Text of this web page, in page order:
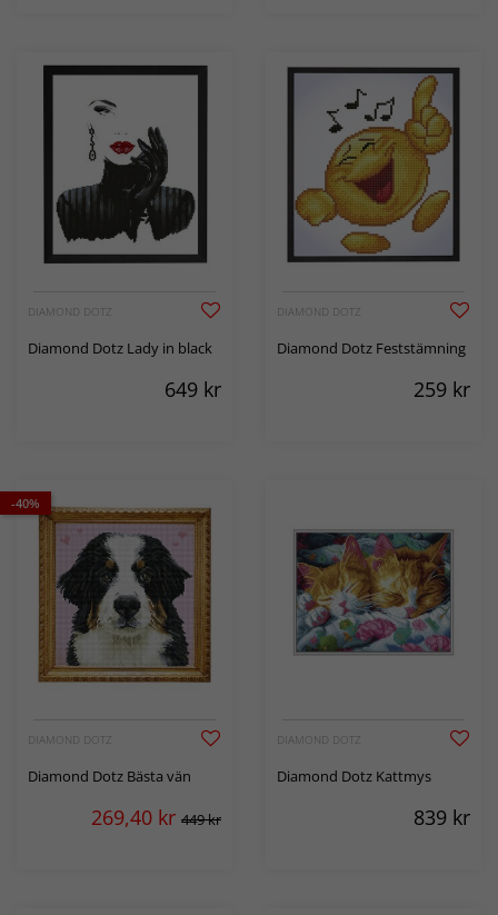
DIAMOND DOTZ
Diamond Dotz Lady in black
649 kr
DIAMOND DOTZ
Diamond Dotz Feststämning
259 kr
-40%
DIAMOND DOTZ
Diamond Dotz Bästa vän
269,40 kr 449 kr
DIAMOND DOTZ
Diamond Dotz Kattmys
839 kr